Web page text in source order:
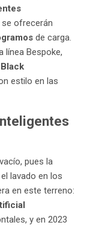
se ofrecerán
de carga.
línea Bespoke,
Black
estilo en las
pues la
lavado en los
en este terreno:
y en 2023